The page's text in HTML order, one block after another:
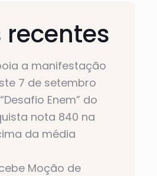
recentes
a manifestação
7 de setembro
Enem” do
nota 840 na
da média
Moção de